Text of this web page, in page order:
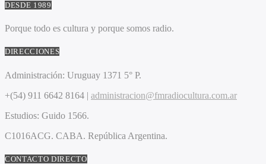
DESDE 1989
Porque todo es cultura y porque somos radio.
DIRECCIONES
Administración: Uruguay 1371 5° P.
+(54) 911 6642 8164 | administracion@fmradiocultura.com.ar
Estudios: Guido 1566.
C1016ACG. CABA. República Argentina.
CONTACTO DIRECTO